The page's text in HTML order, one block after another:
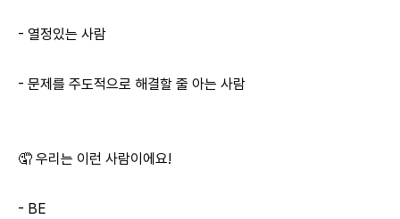
- 열정있는 사람
- 문제를 주도적으로 해결할 줄 아는 사람
🤦 우리는 이런 사람이에요!
- BE